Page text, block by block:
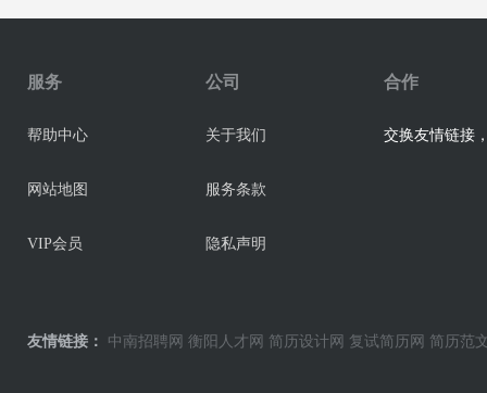
服务
帮助中心
网站地图
VIP会员
公司
关于我们
服务条款
隐私声明
合作
交换友情链接
友情链接： 中南招聘网 衡阳人才网 简历设计网 复试简历网 简历范